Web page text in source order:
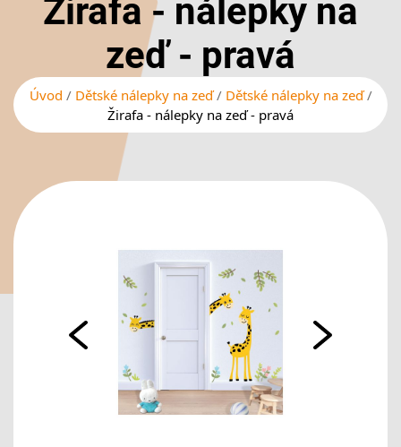
Žirafa - nálepky na
zeď - pravá
Úvod Dětské nálepky na zeď
Dětské nálepky na zeď
Žirafa - nálepky na zeď - pravá